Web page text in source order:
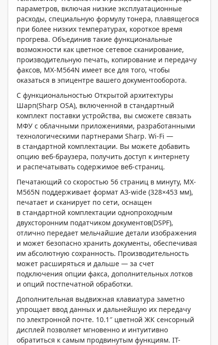
параметров, включая низкие эксплуатационные
расходы, специальную формулу тонера, плавящегося
при более низких температурах, короткое время
прогрева. Объединив такие функциональные
возможности как цветное сетевое сканирование,
производительную печать, копирование и передачу
факсов, МХ-M564N имеет все для того, чтобы
оказаться в эпицентре вашего документооборота.
С функциональностью Открытой архитектуры
Шарп(Sharp OSA), включенной в стандартный
комплект поставки устройства, вы сможете связать
МФУ с облачными приложениями, разработанными
технологическими партнерами Sharp. Wi-Fi —
в стандартной комплектации. Вы можете добавить
опцию веб-браузера, получить доступ к интернету
и распечатывать содержимое веб-страниц.
Печатающий со скоростью 56 страниц в минуту, MX-
M565N поддерживает формат A3-wide (328×453 мм),
печатает и сканирует по сети, оснащен
в стандартной комплектации однопроходным
двухсторонним податчиком документов(DSPF),
отлично передает мельчайшие детали изображения
и может безопасно хранить документы, обеспечивая
им абсолютную сохранность. Производительность
может расширяться и дальше — за счет
подключения опции факса, дополнительных лотков
и опций постпечатной обработки.
Дополнительная выдвижная клавиатура заметно
упрощает ввод данных и дальнейшую их передачу
по электронной почте. 10.1″ цветной ЖК сенсорный
дисплей позволяет мгновенно и интуитивно
обратиться к самым продвинутым функциям. IT-